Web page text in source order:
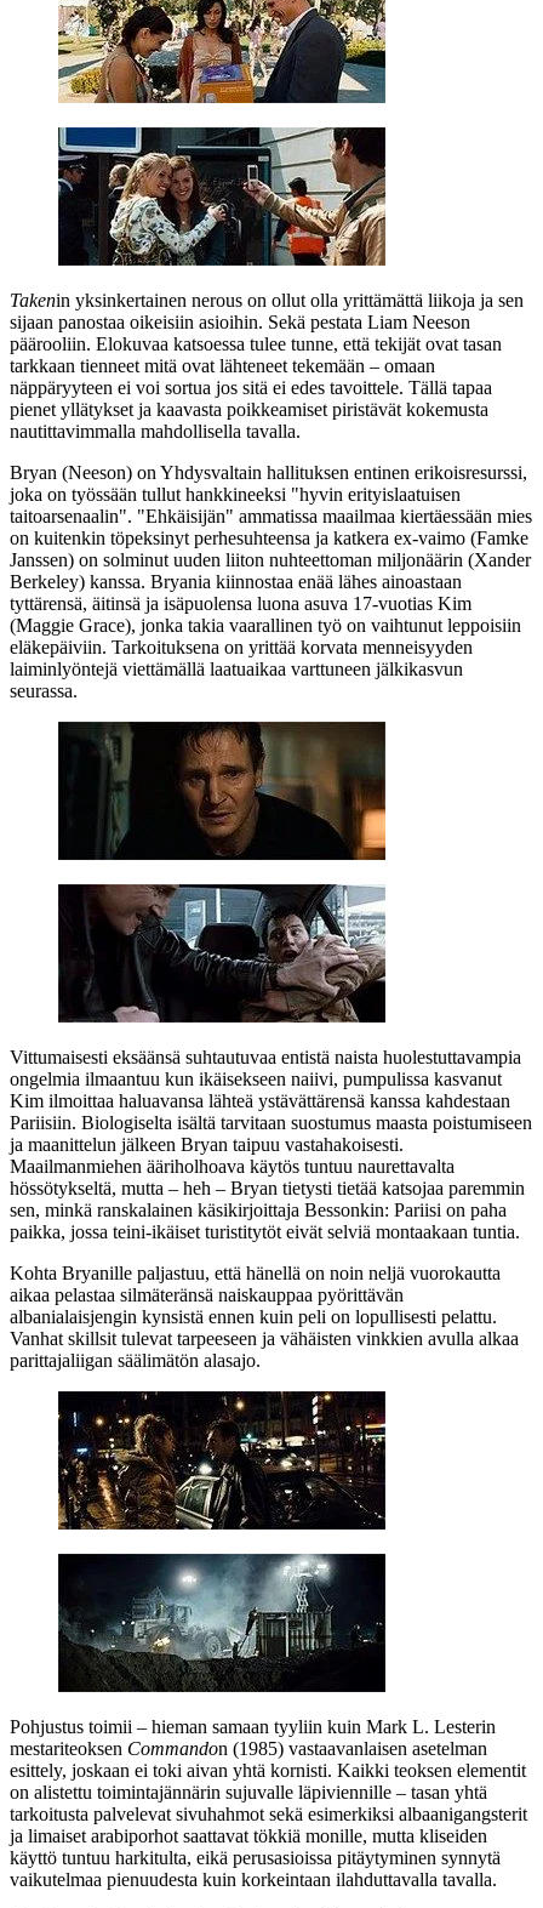
Takenin yksinkertainen nerous on ollut olla yrittämättä liikoja ja sen
sijaan panostaa oikeisiin asioihin. Sekä pestata Liam Neeson
päärooliin. Elokuvaa katsoessa tulee tunne, että tekijät ovat tasan
tarkkaan tienneet mitä ovat lähteneet tekemään – omaan
näppäryyteen ei voi sortua jos sitä ei edes tavoittele. Tällä tapaa
pienet yllätykset ja kaavasta poikkeamiset piristävät kokemusta
nautittavimmalla mahdollisella tavalla.
Bryan (Neeson) on Yhdysvaltain hallituksen entinen erikoisresurssi,
joka on työssään tullut hankkineeksi "hyvin erityislaatuisen
taitoarsenaalin". "Ehkäisijän" ammatissa maailmaa kiertäessään mies
on kuitenkin töpeksinyt perhesuhteensa ja katkera ex‑vaimo (Famke
Janssen) on solminut uuden liiton nuhteettoman miljonäärin (Xander
Berkeley) kanssa. Bryania kiinnostaa enää lähes ainoastaan
tyttärensä, äitinsä ja isäpuolensa luona asuva 17‑vuotias Kim
(Maggie Grace), jonka takia vaarallinen työ on vaihtunut leppoisiin
eläkepäiviin. Tarkoituksena on yrittää korvata menneisyyden
laiminlyöntejä viettämällä laatuaikaa varttuneen jälkikasvun
seurassa.
Vittumaisesti eksäänsä suhtautuvaa entistä naista huolestuttavampia
ongelmia ilmaantuu kun ikäisekseen naiivi, pumpulissa kasvanut
Kim ilmoittaa haluavansa lähteä ystävättärensä kanssa kahdestaan
Pariisiin. Biologiselta isältä tarvitaan suostumus maasta poistumiseen
ja maanittelun jälkeen Bryan taipuu vastahakoisesti.
Maailmanmiehen ääriholhoava käytös tuntuu naurettavalta
hössötykseltä, mutta – heh – Bryan tietysti tietää katsojaa paremmin
sen, minkä ranskalainen käsikirjoittaja Bessonkin: Pariisi on paha
paikka, jossa teini-ikäiset turistitytöt eivät selviä montaakaan tuntia.
Kohta Bryanille paljastuu, että hänellä on noin neljä vuorokautta
aikaa pelastaa silmäteränsä naiskauppaa pyörittävän
albanialaisjengin kynsistä ennen kuin peli on lopullisesti pelattu.
Vanhat skillsit tulevat tarpeeseen ja vähäisten vinkkien avulla alkaa
parittajaliigan säälimätön alasajo.
Pohjustus toimii – hieman samaan tyyliin kuin Mark L. Lesterin
mestariteoksen Commandon (1985) vastaavanlaisen asetelman
esittely, joskaan ei toki aivan yhtä kornisti. Kaikki teoksen elementit
on alistettu toimintajännärin sujuvalle läpiviennille – tasan yhtä
tarkoitusta palvelevat sivuhahmot sekä esimerkiksi albaanigangsterit
ja limaiset arabiporhot saattavat tökkiä monille, mutta kliseiden
käyttö tuntuu harkitulta, eikä perusasioissa pitäytyminen synnytä
vaikutelmaa pienuudesta kuin korkeintaan ilahduttavalla tavalla.